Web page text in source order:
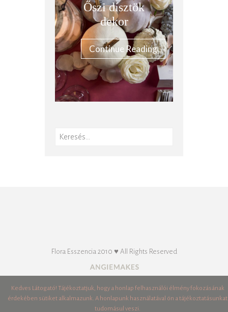
Őszi dísztök
dekor
Continue Reading
Keresés:
Flora Esszencia 2010 ♥ All Rights Reserved
Kedves Látogató! Tájékoztatjuk, hogy a honlap felhasználói élmény fokozásának
érdekében sütiket alkalmazunk. A honlapunk használatával ön a tájékoztatásunkat
tudomásul veszi.